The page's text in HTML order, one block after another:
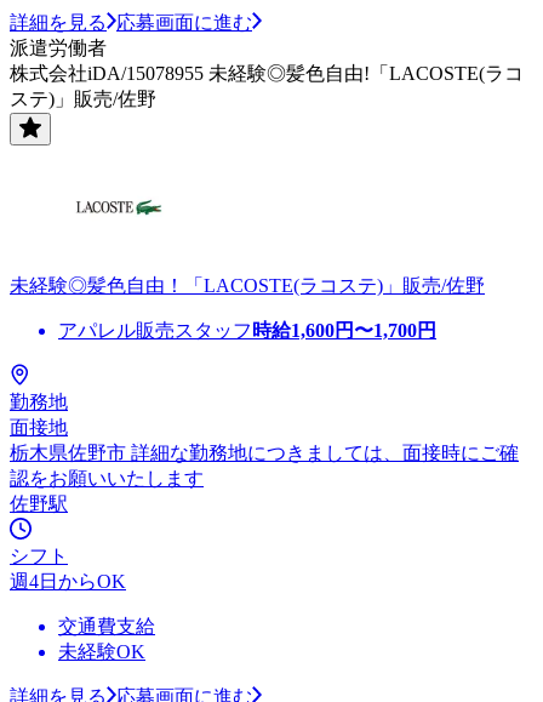
詳細を見る
応募画面に進む
派遣労働者
株式会社iDA/15078955 未経験◎髪色自由!「LACOSTE(ラコ
ステ)」販売/佐野
未経験◎髪色自由！「LACOSTE(ラコステ)」販売/佐野
アパレル販売スタッフ 時給1,600円〜1,700円
勤務地
面接地
栃木県佐野市 詳細な勤務地につきましては、面接時にご確
認をお願いいたします
佐野駅
シフト
週4日からOK
交通費支給
未経験OK
詳細を見る 応募画面に進む